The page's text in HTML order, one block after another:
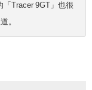
Tracer 9GT」也很
。